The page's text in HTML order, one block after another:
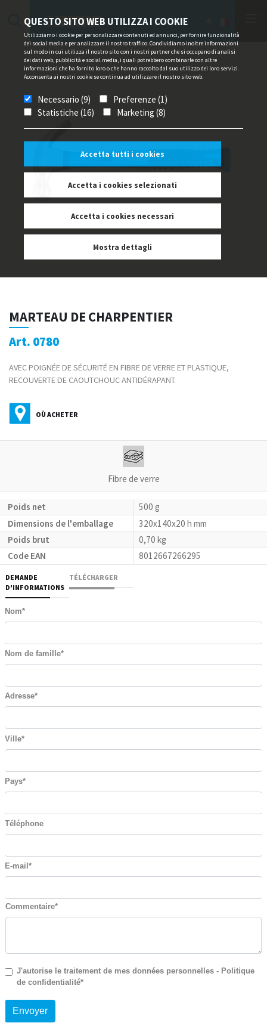
QUESTO SITO WEB UTILIZZA I COOKIE
Utilizziamo i cookie per personalizzare contenuti ed annunci, per fornire funzionalità
dei social media e per analizzare il nostro traffico. Condividiamo inoltre informazioni
sul modo in cui utilizza il nostro sito con i nostri partner che si occupano di analisi
dei dati web, pubblicità e social media, i quali potrebbero combinarle con altre
informazioni che ha fornito loro o che hanno raccolto dal suo utilizzo dei loro servizi.
Acconsenta ai nostri cookie se continua ad utilizzare il nostro sito web.
Necessario (9)
Preferenze (1)
Statistiche (16)
Marketing (8)
Accetta tutti i cookies
Accetta i cookies selezionati
Accetta i cookies necessari
Mostra dettagli
MARTEAU DE CHARPENTIER
Art. 0780
AVEC POIGNÉE DE SÉCURITÉ EN FIBRE DE VERRE ET PLASTIQUE,
RECOUVERTE DE CAOUTCHOUC ANTIDÉRAPANT.
OÙ ACHETER
Fibre de verre
Poids net
500 g
Dimensions de l'emballage
320x140x20 h mm
Poids brut
0,70 kg
Code EAN
8012667266295
DEMANDE
D'INFORMATIONS
TÉLÉCHARGER